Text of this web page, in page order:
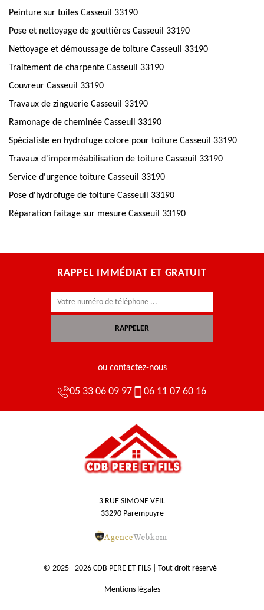
Peinture sur tuiles Casseuil 33190
Pose et nettoyage de gouttières Casseuil 33190
Nettoyage et démoussage de toiture Casseuil 33190
Traitement de charpente Casseuil 33190
Couvreur Casseuil 33190
Travaux de zinguerie Casseuil 33190
Ramonage de cheminée Casseuil 33190
Spécialiste en hydrofuge colore pour toiture Casseuil 33190
Travaux d'imperméabilisation de toiture Casseuil 33190
Service d'urgence toiture Casseuil 33190
Pose d'hydrofuge de toiture Casseuil 33190
Réparation faitage sur mesure Casseuil 33190
RAPPEL IMMÉDIAT ET GRATUIT
ou contactez-nous
05 33 06 09 97 06 11 07 60 16
3 RUE SIMONE VEIL
33290 Parempuyre
© 2025 - 2026 CDB PERE ET FILS | Tout droit réservé -
Mentions légales